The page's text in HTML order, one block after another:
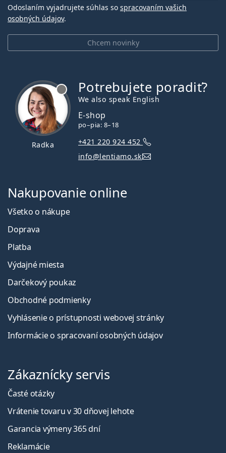
Chcem novinky
Odoslaním vyjadrujete súhlas so spracovaním vašich
osobných údajov.
Radka
Potrebujete poradiť?
We also speak English
E-shop
po–pia: 8–18
+421 220 924 452
info@lentiamo.sk
Nakupovanie online
Všetko o nákupe
Doprava
Platba
Výdajné miesta
Darčekový poukaz
Obchodné podmienky
Vyhlásenie o prístupnosti webovej stránky
Informácie o spracovaní osobných údajov
Zákaznícky servis
Časté otázky
Vrátenie tovaru v 30 dňovej lehote
Garancia výmeny 365 dní
Reklamácie